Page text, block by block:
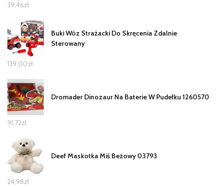
39,46zł
Buki Wóz Strażacki Do Skręcenia Zdalnie
Sterowany
139,00zł
Dromader Dinozaur Na Baterie W Pudełku 1260570
91,72zł
Deef Maskotka Miś Beżowy 03793
24,98zł